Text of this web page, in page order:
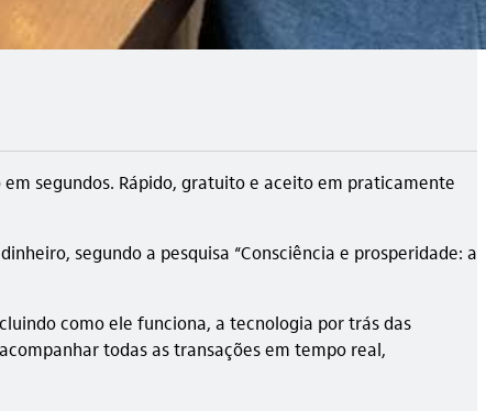
segundos. Rápido, gratuito e aceito em praticamente
segundo a pesquisa “Consciência e prosperidade: a
como ele funciona, a tecnologia por trás das
todas as transações em tempo real,